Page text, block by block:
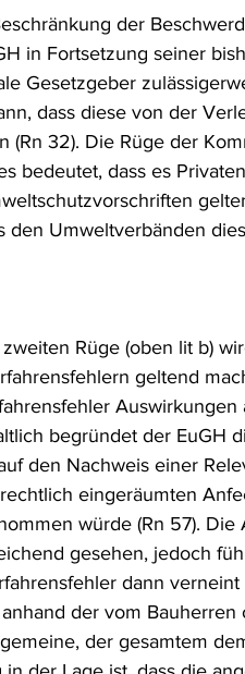
der
in Fortsetzung seiner
Gesetzgeber
dass diese von der
(Rn 32). Die Rüge der
bedeutet, dass es
den Umweltverbänden
Rüge (oben lit b)
geltend
begründet der EuGH
den Nachweis einer
eingeräumten
würde (Rn 57).
gesehen, jedoch
dann
der vom
der gesamtem